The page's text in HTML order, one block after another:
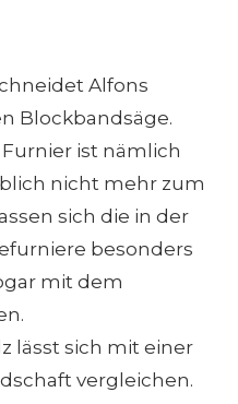
Alfons
Blockbandsäge.
ist nämlich
nicht mehr zum
sich die in der
besonders
mit dem
lässt sich mit einer
vergleichen.